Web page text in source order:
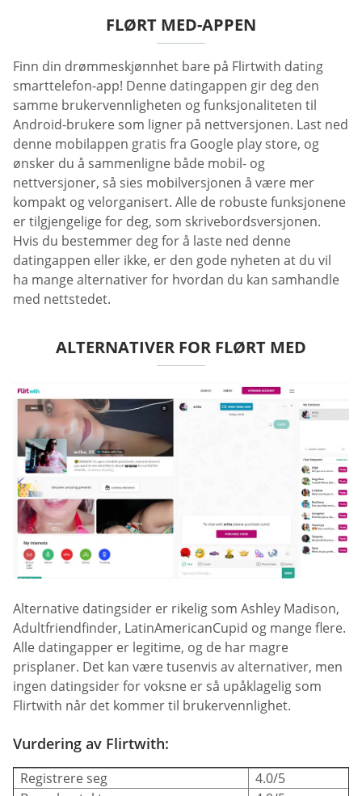
FLØRT MED-APPEN
Finn din drømmeskjønnhet bare på Flirtwith dating
smarttelefon-app! Denne datingappen gir deg den
samme brukervennligheten og funksjonaliteten til
Android-brukere som ligner på nettversjonen. Last ned
denne mobilappen gratis fra Google play store, og
ønsker du å sammenligne både mobil- og
nettversjoner, så sies mobilversjonen å være mer
kompakt og velorganisert. Alle de robuste funksjonene
er tilgjengelige for deg, som skrivebordsversjonen.
Hvis du bestemmer deg for å laste ned denne
datingappen eller ikke, er den gode nyheten at du vil
ha mange alternativer for hvordan du kan samhandle
med nettstedet.
ALTERNATIVER FOR FLØRT MED
Alternative datingsider er rikelig som Ashley Madison,
Adultfriendfinder, LatinAmericanCupid og mange flere.
Alle datingapper er legitime, og de har magre
prisplaner. Det kan være tusenvis av alternativer, men
ingen datingsider for voksne er så upåklagelig som
Flirtwith når det kommer til brukervennlighet.
Vurdering av Flirtwith:
Registrere seg
4.0/5